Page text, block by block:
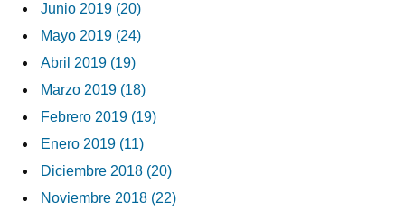
Junio 2019 (20)
Mayo 2019 (24)
Abril 2019 (19)
Marzo 2019 (18)
Febrero 2019 (19)
Enero 2019 (11)
Diciembre 2018 (20)
Noviembre 2018 (22)